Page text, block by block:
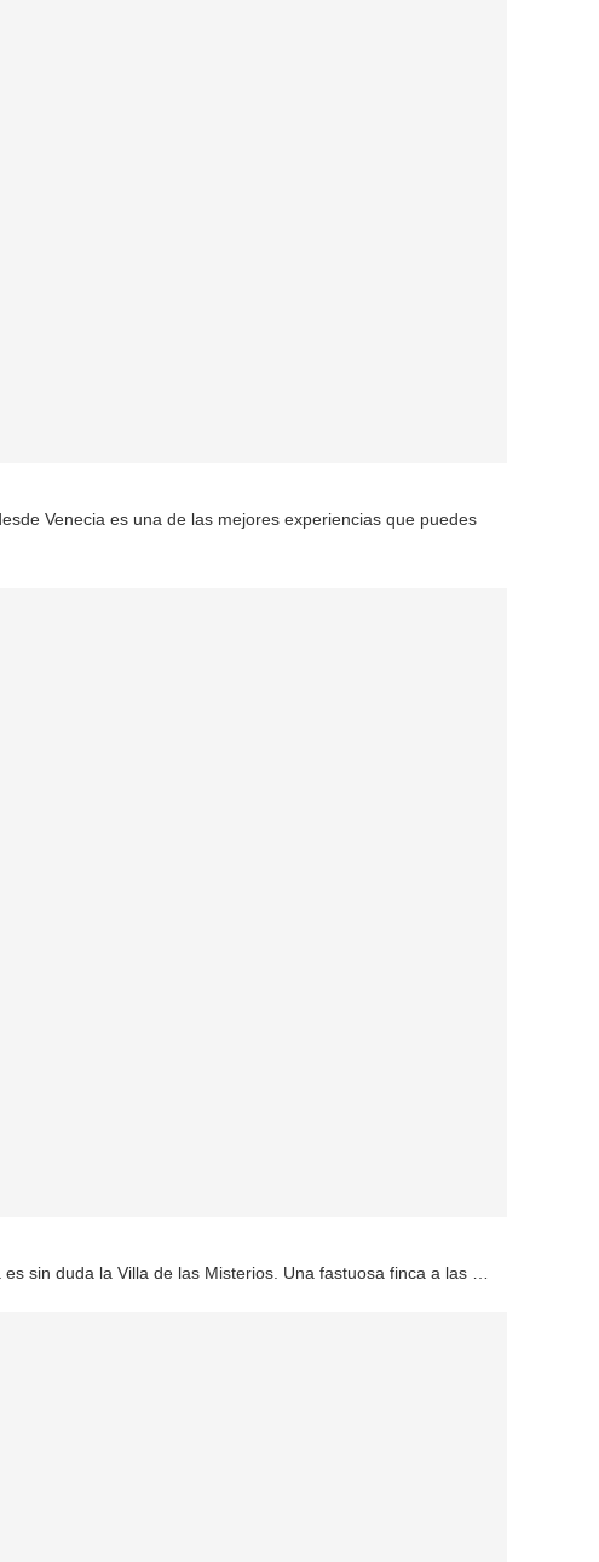
Venecia es una de las mejores experiencias que puedes
sin duda la Villa de las Misterios. Una fastuosa finca a las …